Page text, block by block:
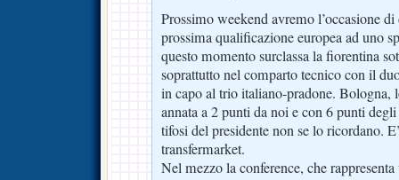
Prossimo weekend avremo l’occasione
prossima qualificazione europea ad uno
questo momento surclassa la fiorentina
soprattutto nel comparto tecnico con il
in capo al trio italiano-pradone. Bologna,
annata a 2 punti da noi e con 6 punti
tifosi del presidente non se lo ricordano.
transfermarket.
Nel mezzo la conference, che